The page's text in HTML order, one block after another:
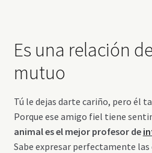
Es una relación
mutuo
Tú le dejas darte cariño, pero él
Porque ese amigo fiel tiene
animal es el mejor profesor de
Sabe expresar perfectamente las